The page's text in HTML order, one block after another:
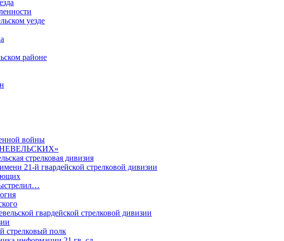
уезде
районе
войны
«НЕВЕЛЬСКИХ»
стрелковая дивизия
21-й гвардейской стрелковой дивизии
гвардейской стрелковой дивизии
стрелковый полк